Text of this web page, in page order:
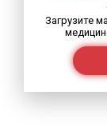
Загрузите